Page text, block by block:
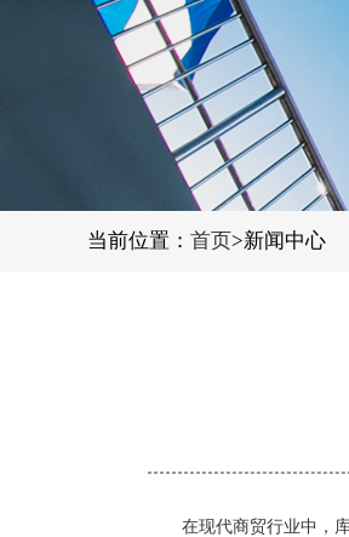
当前位置： 首页>新闻中心
在现代商贸行业中，